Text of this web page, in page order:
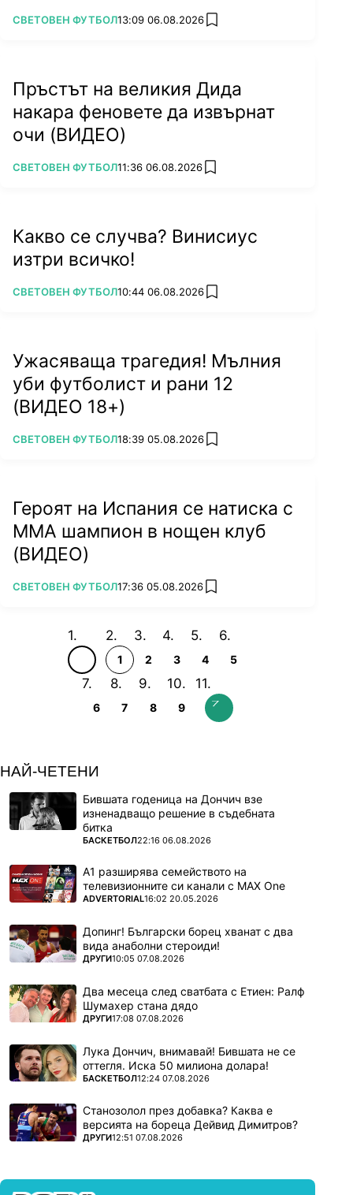
ПОВЕЧЕ ОТ
СВЕТОВЕН ФУТБОЛ13:09 06.08.2026 add favorites
Пръстът на великия Дида
накара феновете да извърнат
очи (ВИДЕО)
ПОВЕЧЕ ОТ
СВЕТОВЕН ФУТБОЛ11:36 06.08.2026 add favorites
Какво се случва? Винисиус
изтри всичко!
ПОВЕЧЕ ОТ
СВЕТОВЕН ФУТБОЛ10:44 06.08.2026 add favorites
Ужасяваща трагедия! Мълния
уби футболист и рани 12
(ВИДЕО 18+)
ПОВЕЧЕ ОТ
СВЕТОВЕН ФУТБОЛ18:39 05.08.2026 add favorites
Героят на Испания се натиска с
ММА шампион в нощен клуб
(ВИДЕО)
ПОВЕЧЕ ОТ
СВЕТОВЕН ФУТБОЛ17:36 05.08.2026 add favorites
1 2 3 4 5
6 7 8 9
НАЙ-ЧЕТЕНИ
Бившата годеница на Дончич взе
изненадващо решение в съдебната
битка
ПОВЕЧЕ ОТ
БАСКЕТБОЛ22:16 06.08.2026
А1 разширява семейството на
телевизионните си канали с MAX One
ПОВЕЧЕ ОТ
ADVERTORIAL16:02 20.05.2026
Допинг! Български борец хванат с два
вида анаболни стероиди!
ПОВЕЧЕ ОТ
ДРУГИ10:05 07.08.2026
Два месеца след сватбата с Етиен: Ралф
Шумахер стана дядо
ПОВЕЧЕ ОТ
ДРУГИ17:08 07.08.2026
Лука Дончич, внимавай! Бившата не се
оттегля. Иска 50 милиона долара!
ПОВЕЧЕ ОТ
БАСКЕТБОЛ12:24 07.08.2026
Станозолол през добавка? Каква е
версията на бореца Дейвид Димитров?
ПОВЕЧЕ ОТ
ДРУГИ12:51 07.08.2026